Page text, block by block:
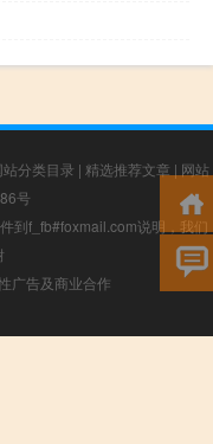
站分类目录 | 精选推荐文章 | 网站
号
到f_fb#foxmail.com说明，我们
广告及商业合作